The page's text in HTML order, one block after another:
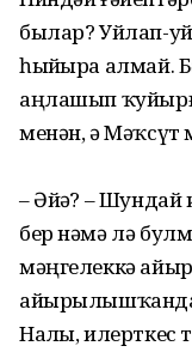
былар? Уйлап-
һыйҙыра алмай.
аңлашып
менән, ә Мәҡсүт
– Әйҙә? – Шундай
бер нәмә лә
мәңгелеккә
Наҙлы, илерткес